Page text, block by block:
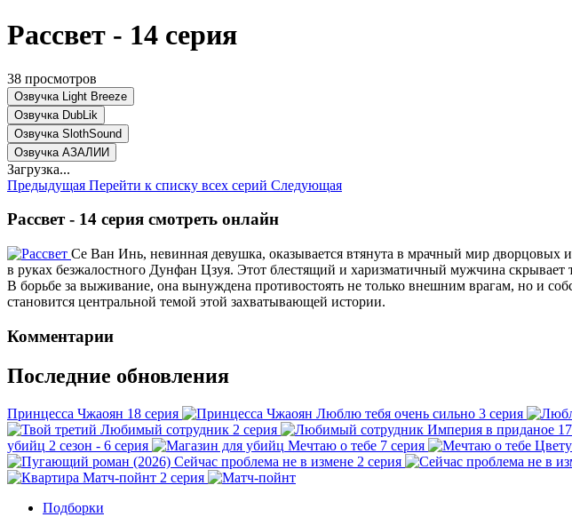
Рассвет - 14 серия
38 просмотров
Озвучка Light Breeze
Озвучка DubLik
Озвучка SlothSound
Озвучка АЗАЛИИ
Загрузка...
Предыдущая Перейти к списку всех серий Следующая
Рассвет - 14 серия смотреть онлайн
Се Ван Инь, невинная девушка, оказывается втянута в мрачный мир дворцовых
в руках безжалостного Дунфан Цзуя. Этот блестящий и харизматичный мужчина
В борьбе за выживание, она вынуждена противостоять не только внешним врагам, но и
становится центральной темой этой захватывающей истории.
Комментарии
Последние обновления
Принцесса Чжаоян 18 серия Люблю тебя очень сильно 3 серия
Любимый сотрудник 2 серия Империя в приданое
убийц 2 сезон - 6 серия Мечтаю о тебе 7 серия
Сейчас проблема не в измене 2 серия
Матч-пойнт 2 серия
Подборки